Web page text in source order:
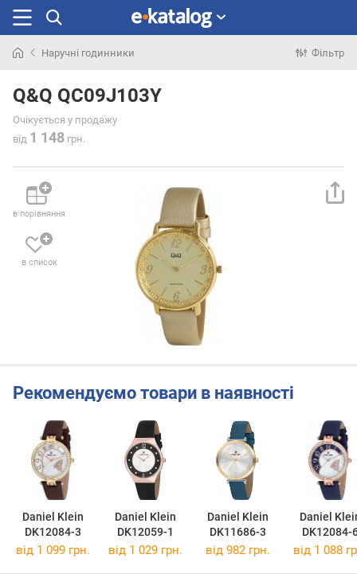
раніше
Наручні годинники Фільтр
Q&Q QC09J103Y
Очікується у продажу
від 1 148 грн.
в порівняння
в список
Рекомендуємо товари в наявності
Daniel Klein
DK12084-3
Daniel Klein
DK12059-1
Daniel Klein
DK11686-3
Daniel
DK12084-
від 1 099 грн. від 1 029 грн. від 982 грн. від 1 088